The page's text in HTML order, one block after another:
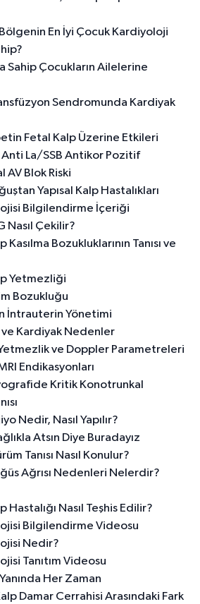
En İyi Çocuk Kardiyoloji
Sahip Çocukların Ailelerine
Sendromunda Kardiyak
Fetal Kalp Üzerine Etkileri
La/SSB Antikor Pozitif
Blok Riski
Yapısal Kalp Hastalıkları
Bilgilendirme İçeriği
Nasıl Çekilir?
Bozukluklarının Tanısı ve
Yetmezliği
Bozukluğu
İntrauterin Yönetimi
Kardiyak Nedenler
ve Doppler Parametreleri
Endikasyonları
Kritik Konotrunkal
Nedir, Nasıl Yapılır?
Atsın Diye Buradayız
Tanısı Nasıl Konulur?
Ağrısı Nedenleri Nelerdir?
Hastalığı Nasıl Teşhis Edilir?
Bilgilendirme Videosu
Nedir?
Tanıtım Videosu
Her Zaman
Damar Cerrahisi Arasındaki Fark